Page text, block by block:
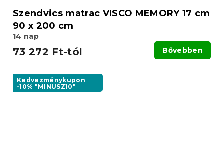
Szendvics matrac VISCO MEMORY 17 cm
90 x 200 cm
14 nap
73 272 Ft-tól Bővebben
Kedvezménykupon
-10% "MINUSZ10"